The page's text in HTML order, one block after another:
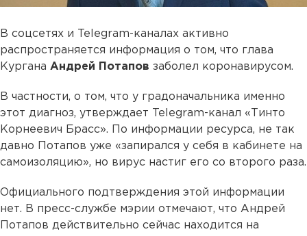
В соцсетях и Telegram-каналах активно
распространяется информация о том, что глава
Кургана Андрей Потапов заболел коронавирусом.
В частности, о том, что у градоначальника именно
этот диагноз, утверждает Telegram-канал «Тинто
Корнеевич Брасс». По информации ресурса, не так
давно Потапов уже «запирался у себя в кабинете на
самоизоляцию», но вирус настиг его со второго раза.
Официального подтверждения этой информации
нет. В пресс-службе мэрии отмечают, что Андрей
Потапов действительно сейчас находится на